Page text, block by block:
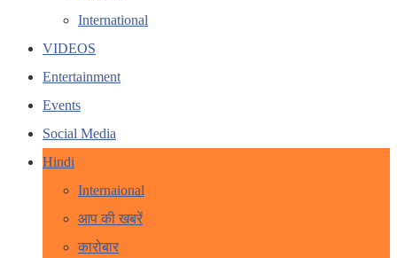
International
VIDEOS
Entertainment
Events
Social Media
Hindi
Internaional
आप की खबरें
कारोबार